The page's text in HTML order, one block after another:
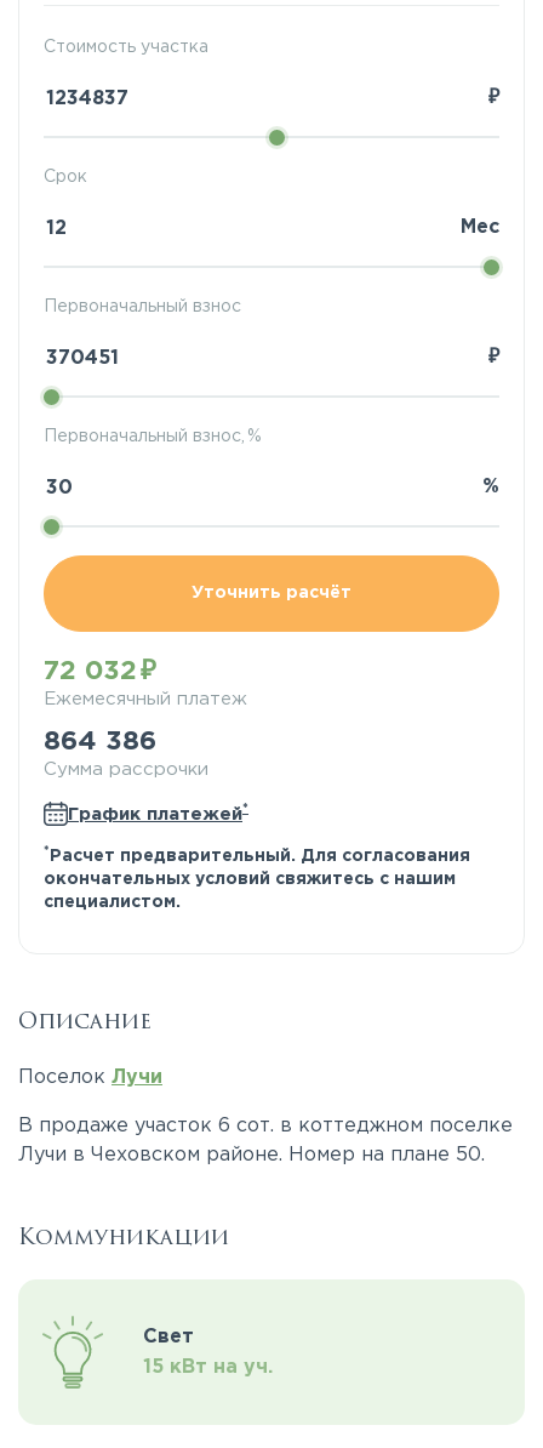
Стоимость участка
₽
Первоначальный взнос
₽
Срок
Мес
Первоначальный взнос, %
%
Уточнить расчёт
72 032
Ежемесячный платеж
864 386
Сумма рассрочки
График платежей*
* Расчет предварительный. Для согласования
окончательных условий свяжитесь с нашим
специалистом.
Описание
Поселок Лучи
В продаже участок 6 сот. в коттеджном поселке
Лучи в Чеховском районе. Номер на плане 50.
Коммуникации
Свет
15 кВт на уч.